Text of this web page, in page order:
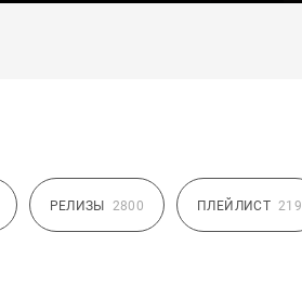
РЕЛИЗЫ 2800 ПЛЕЙЛИСТ 219